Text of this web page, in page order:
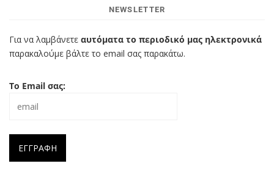
NEWSLETTER
Για να λαμβάνετε αυτόματα το περιοδικό μας ηλεκτρονικά
παρακαλούμε βάλτε το email σας παρακάτω.
Το Email σας: